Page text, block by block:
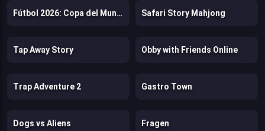
Fútbol 2026: Copa del Mundo Safari Story Mahjong
Tap Away Story Obby with Friends Online
Trap Adventure 2 Gastro Town
Dogs vs Aliens Fragen